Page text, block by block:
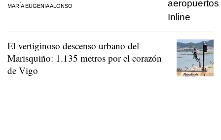
MARÍA EUGENIA ALONSO
El vertiginoso descenso urbano del
Marisquiño: 1.135 metros por el corazón
de Vigo